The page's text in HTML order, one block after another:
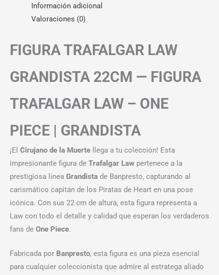
Información adicional
Valoraciones (0)
FIGURA TRAFALGAR LAW
GRANDISTA 22CM — FIGURA
TRAFALGAR LAW – ONE
PIECE | GRANDISTA
¡El Cirujano de la Muerte llega a tu colección! Esta
impresionante figura de Trafalgar Law pertenece a la
prestigiosa línea Grandista de Banpresto, capturando al
carismático capitán de los Piratas de Heart en una pose
icónica. Con sus 22 cm de altura, esta figura representa a
Law con todo el detalle y calidad que esperan los verdaderos
fans de One Piece.
Fabricada por Banpresto, esta figura es una pieza esencial
para cualquier coleccionista que admire al estratega aliado